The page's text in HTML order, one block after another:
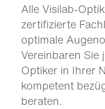
Alle Visilab-
zertifizierte
optimale
Vereinbaren Sie
Optiker in Ihrer
kompetent
beraten.